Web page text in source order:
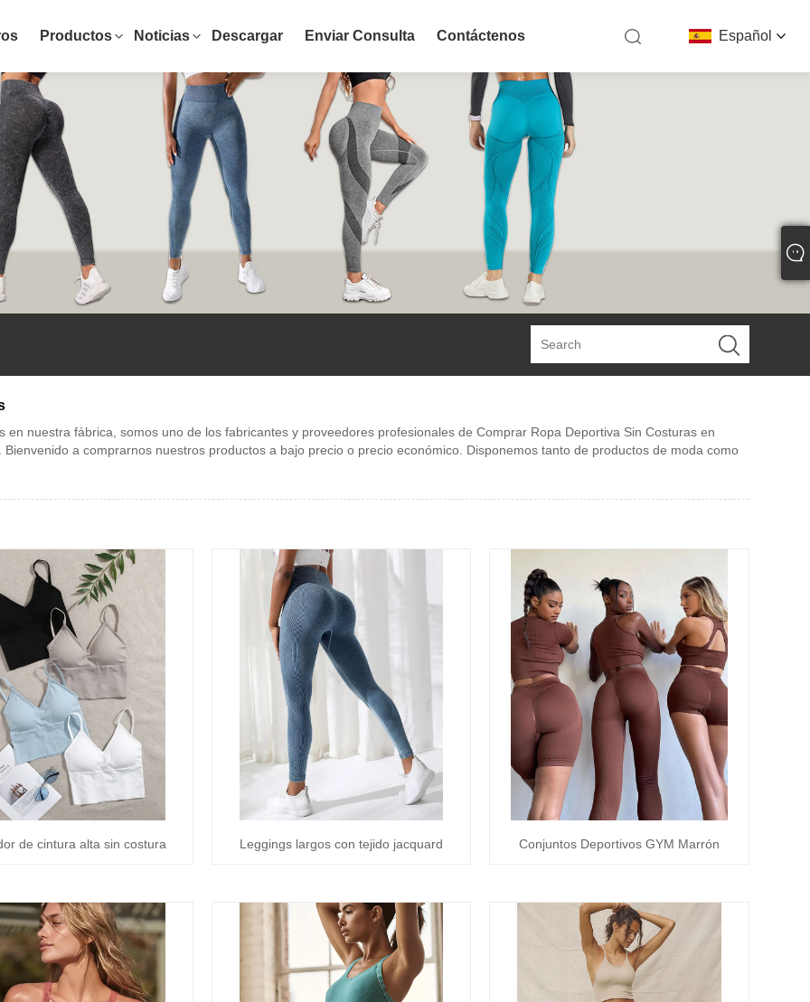
Español
Productos Noticias Descargar Enviar Consulta Contáctenos
nuestra fábrica, somos uno de los fabricantes y proveedores profesionales de Comprar Ropa Deportiva Sin Costuras en
a comprarnos nuestros productos a bajo precio o precio económico. Disponemos tanto de productos de moda como
de cintura alta sin costura Leggings largos con tejido jacquard Conjuntos Deportivos GYM Marrón